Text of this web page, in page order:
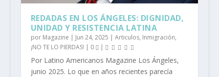
REDADAS EN LOS ÁNGELES: DIGNIDAD,
UNIDAD Y RESISTENCIA LATINA
por Magazine | Jun 24, 2025 | Articulos, Inmigración,
¡NO TE LO PIERDAS! | 0 |
Por Latino Americanos Magazine Los Ángeles,
junio 2025. Lo que en años recientes parecía